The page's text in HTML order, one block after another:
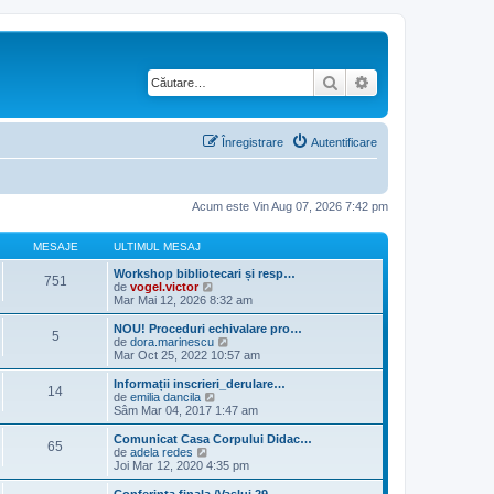
Căutare
Autentificare
Înregistrare
Acum este Vin Aug 07, 2026 7:42 pm
MESAJE ULTIMUL MESAJ
751
Workshop bibliotecari și resp…
de vogel.victor
e
z
i
u
l
i
m
u
l
e
a
j
Mar Mai 12, 2026 8:32 am
5
NOU! Proceduri echivalare pro…
de dora.marinescu
e
z
i
l
m
Mar Oct 25, 2022 10:57 am
14
Informații inscrieri_derulare…
de emilia dancila
e
z
i
l
i
Sâm Mar 04, 2017 1:47 am
65
Comunicat Casa Corpului Didac…
de adela redes
e
z
i
Joi Mar 12, 2020 4:35 pm